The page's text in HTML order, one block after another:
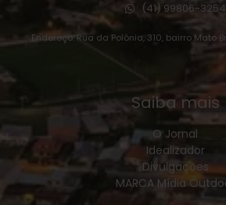
(41) 99806-3254
Endereço: Rua da Polônia, 310, bairro Mato
Saiba mais
O Jornal
Idealizador
Divulgações
MARCA Mídia